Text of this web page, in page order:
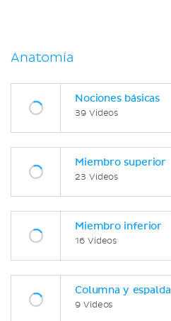
Anatomía
Nociones básicas
39 Videos
Miembro superior
23 Videos
Miembro inferior
16 Videos
Columna y espalda
9 Videos